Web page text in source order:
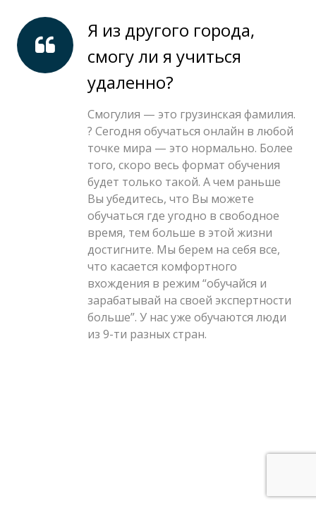
Я из другого города,
смогу ли я учиться
удаленно?
Смогулия — это грузинская фамилия.
? Сегодня обучаться онлайн в любой
точке мира — это нормально. Более
того, скоро весь формат обучения
будет только такой. А чем раньше
Вы убедитесь, что Вы можете
обучаться где угодно в свободное
время, тем больше в этой жизни
достигните. Мы берем на себя все,
что касается комфортного
вхождения в режим “обучайся и
зарабатывай на своей экспертности
больше”. У нас уже обучаются люди
из 9-ти разных стран.